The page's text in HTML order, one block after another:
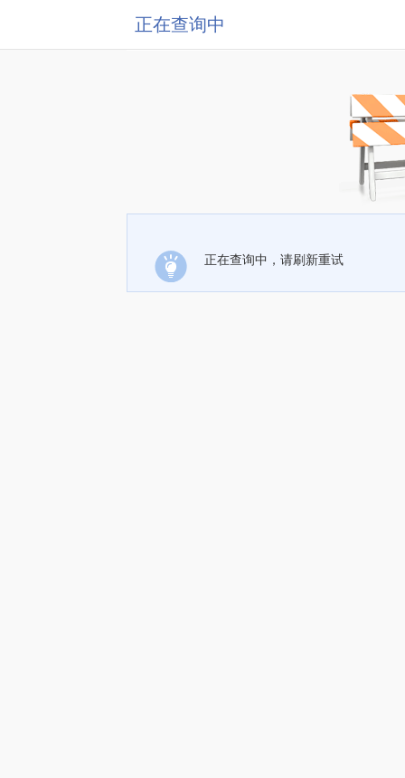
正在查询中
正在查询中，请刷新重试